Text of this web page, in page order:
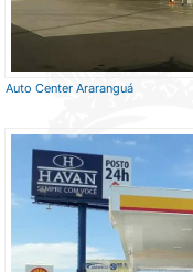
Auto Center Araranguá